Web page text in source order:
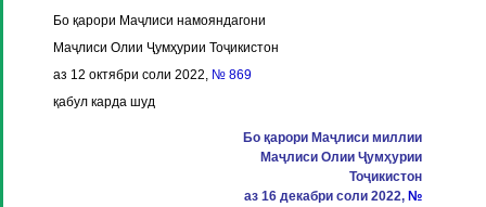
Бо қарори Маҷлиси намояндагони
Маҷлиси Олии Ҷумҳурии Тоҷикистон
аз 12 октябри соли 2022, № 869
қабул карда шуд
Бо қарори Маҷлиси миллии
Маҷлиси Олии Ҷумҳурии
Тоҷикистон
аз 16 декабри соли 2022, №